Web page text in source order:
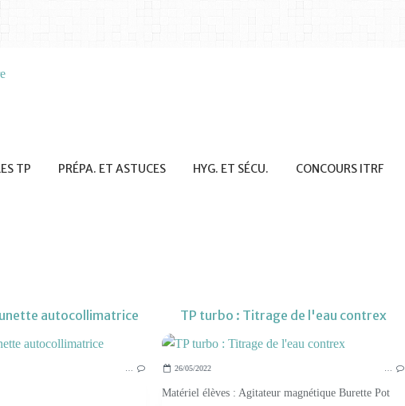
TP PRÉPA. ET ASTUCES HYG. ET SÉCU. CONCOURS ITRF
autocollimatrice
MATÉRIEL PHYS-CHIM
TP turbo : Titrage de l'eau contrex
26/05/2022
Matériel élèves : Agitateur magnétique Burette Pot